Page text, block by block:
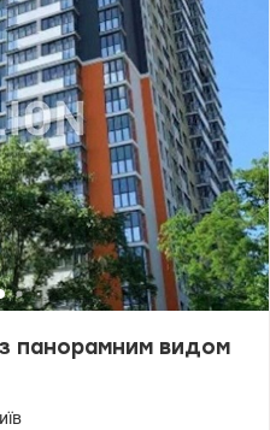
панорамним видом